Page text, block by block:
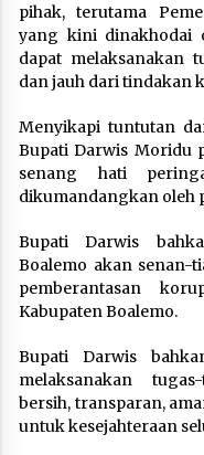
pihak, terutama
yang kini dinakhodai
dapat melaksanakan
dan jauh dari tindakan
Menyikapi tuntutan
Bupati Darwis Moridu
senang hati
dikumandangkan oleh
Bupati Darwis
Boalemo akan senan-
pemberantasan
Kabupaten Boalemo.
Bupati Darwis
melaksanakan
bersih, transparan,
untuk kesejahteraan